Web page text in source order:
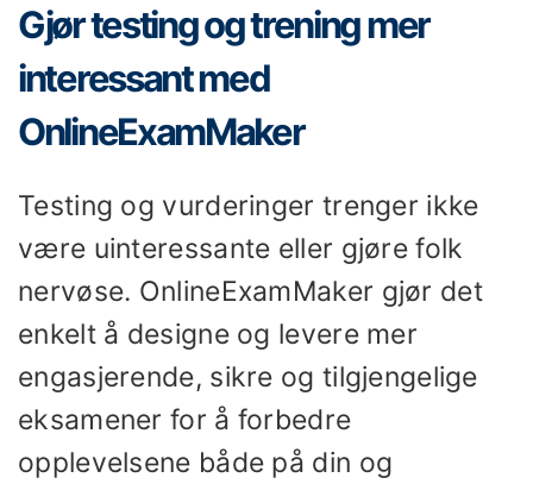
Gjør testing og trening mer
interessant med
OnlineExamMaker
Testing og vurderinger trenger ikke
være uinteressante eller gjøre folk
nervøse. OnlineExamMaker gjør det
enkelt å designe og levere mer
engasjerende, sikre og tilgjengelige
eksamener for å forbedre
opplevelsene både på din og